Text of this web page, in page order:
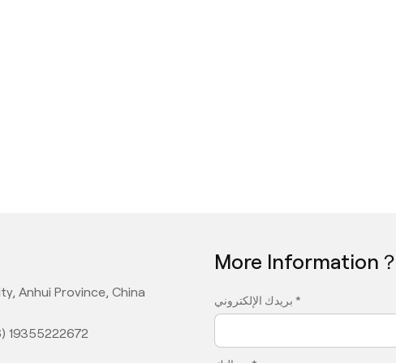
Anhui Province, China
19355222672
More Information？
بريدك الإلكتروني *